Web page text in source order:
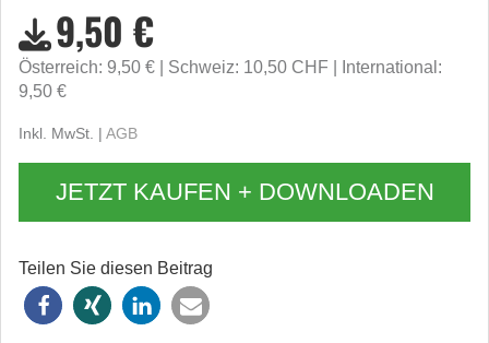
9,50 €
Österreich: 9,50 € Schweiz: 10,50 CHF
International:
9,50 €
Inkl. MwSt. | AGB
JETZT KAUFEN + DOWNLOADEN
Teilen Sie diesen Beitrag